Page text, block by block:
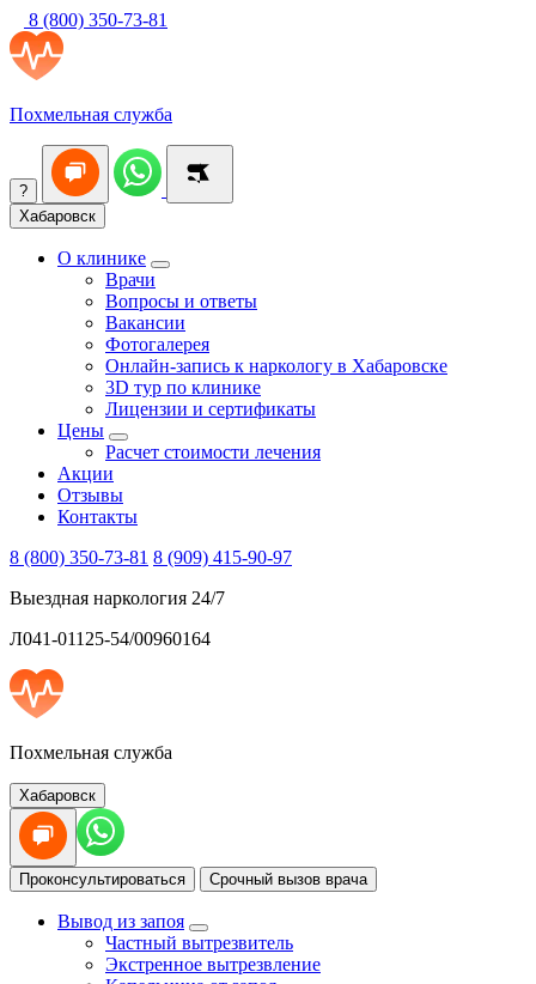
8 (800) 350-73-81
Похмельная служба
?
Хабаровск
О клинике
Врачи
Вопросы и ответы
Вакансии
Фотогалерея
Онлайн-запись к наркологу в Хабаровске
3D тур по клинике
Лицензии и сертификаты
Цены
Расчет стоимости лечения
Акции
Отзывы
Контакты
8 (800) 350-73-81 8 (909) 415-90-97
Выездная наркология 24/7
Л041-01125-54/00960164
Похмельная служба
Хабаровск
Проконсультироваться Срочный вызов врача
Вывод из запоя
Частный вытрезвитель
Экстренное вытрезвление